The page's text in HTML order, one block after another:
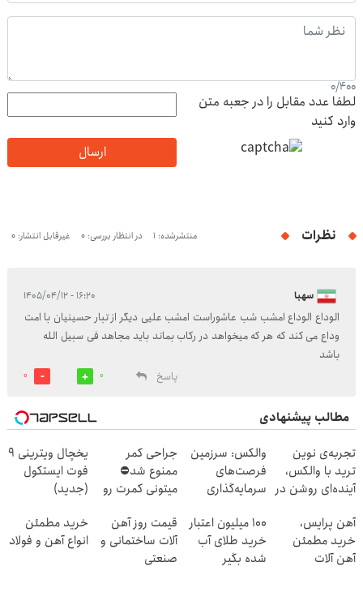
0/400
لطفا عدد مقابل را در جعبه متن
وارد کنید
ارسال
نظرات منتشرشده: 1 در انتظار بررسی: 0 غیرقابل انتشار: 0
سهبا ۱۶:۲۰ - ۱۴۰۵/۰۴/۱۲
الوداع الوداع امشب شب عاشوراست امشب علیی دیگر از تبار حسینیان با امت
وداع می کند که هر که میخواهد در رکاب بماند باید مجاهد فی سبیل الله
باشد
پاسخ
0
0
مطالب پیشنهادی
تجربه‌ی نوین
ترید با والکس،
آینده‌ای روشن در
والکس: سرزمین
فرصت‌های
سرمایه‌گذاری
جراحی کمر
ممنوع شد⛔
میتونی کمرت رو
کنی! 👈🏻
پرسش‌نامه
یخچال ویترینی 9
فوت ایستکول
(جدید)
آهن پرایس،
خرید مطمئن
آهن آلات
100 میلیون اعتبار
خرید طلای آب
شده بگیر
قیمت روز آهن
آلات ساختمانی و
صنعتی
خرید مطمئن
انواع آهن و فولاد